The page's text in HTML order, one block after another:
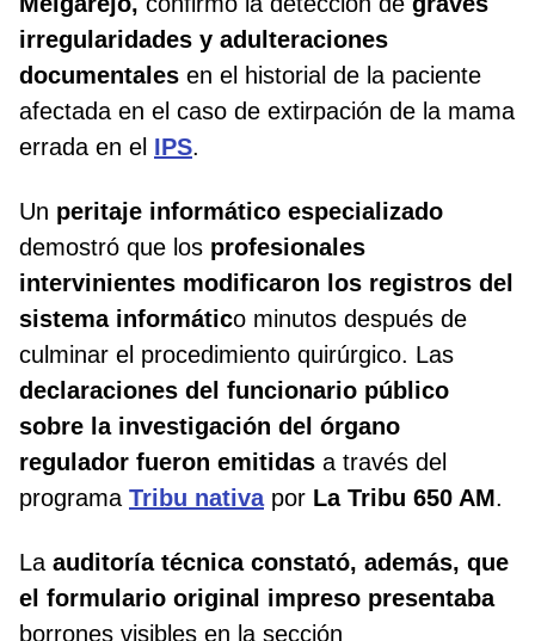
irregularidades y adulteraciones
documentales en el historial de la paciente
afectada en el caso de extirpación de la mama
errada en el IPS.
Un peritaje informático especializado
demostró que los profesionales
intervinientes modificaron los registros del
sistema informático minutos después de
culminar el procedimiento quirúrgico. Las
declaraciones del funcionario público
sobre la investigación del órgano
regulador fueron emitidas a través del
programa Tribu nativapor La Tribu 650 AM.
La auditoría técnica constató, además, que
el formulario original impreso presentaba
borrones visibles en la sección